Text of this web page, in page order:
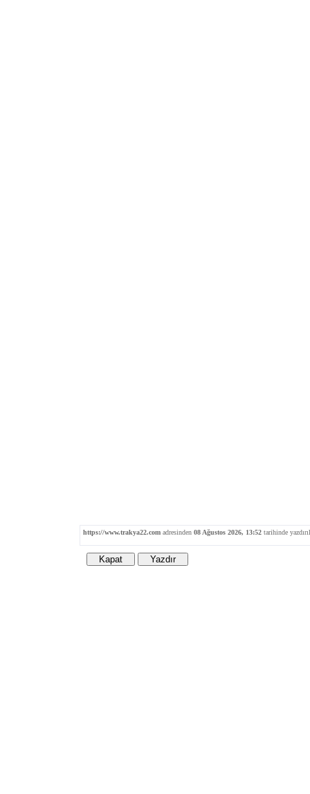
https://www.trakya22.com adresinden 08 Ağustos 2026, 13:52 tarihinde